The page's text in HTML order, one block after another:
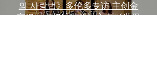
의 사랑법》多伦多专访 主创金
高银、卢相铉带你进入电影世界